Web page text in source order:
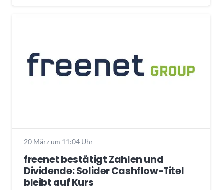
20 März um 11:04 Uhr
freenet bestätigt Zahlen und
Dividende: Solider Cashflow-Titel
bleibt auf Kurs